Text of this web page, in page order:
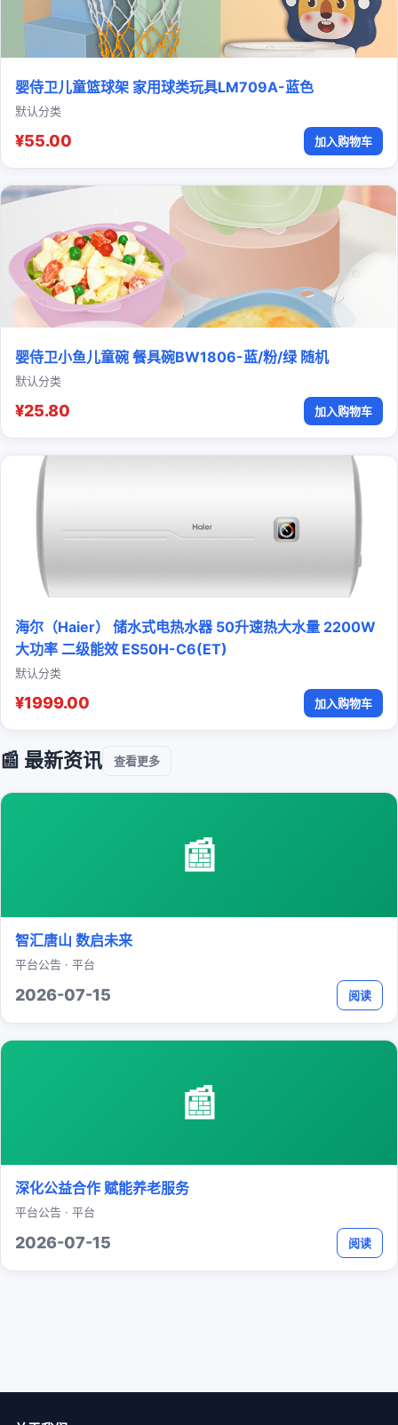
婴侍卫儿童篮球架 家用球类玩具LM709A-蓝色
默认分类
¥55.00 加入购物车
婴侍卫小鱼儿童碗 餐具碗BW1806-蓝/粉/绿 随机
默认分类
¥25.80 加入购物车
海尔（Haier） 储水式电热水器 50升速热大水量 2200W
大功率 二级能效 ES50H-C6(ET)
默认分类
¥1999.00 加入购物车
📰 最新资讯 查看更多
📰
智汇唐山 数启未来
平台公告 · 平台
2026-07-15 阅读
📰
深化公益合作 赋能养老服务
平台公告 · 平台
2026-07-15 阅读